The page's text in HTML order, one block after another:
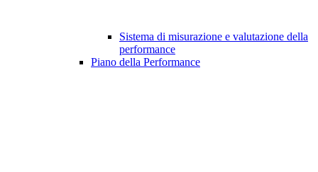
Sistema di misurazione e valutazione della
performance
Piano della Performance